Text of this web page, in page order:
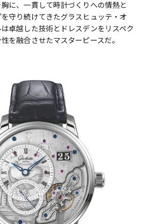
に、一貫して時計づくりへの情熱と
守り続けてきたグラスヒュッテ・オ
卓越した技術とドレスデンをリスペク
を融合させたマスターピースだ。